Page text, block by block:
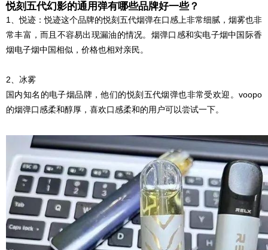
悦刻五代幻影的通用弹有哪些品牌好一些？
1、悦迹：悦迹这个品牌的悦刻五代烟弹在口感上非常细腻，烟雾也非
常丰富，而且不容易出现漏油的情况。烟弹口感和实电子烟中国际香
烟电子烟中国相似，价格也相对亲民。
2、冰雾
国内知名的电子烟品牌，他们的悦刻五代烟弹也非常受欢迎。voopo
的烟弹口感柔和醇厚，喜欢口感柔和的用户可以尝试一下。